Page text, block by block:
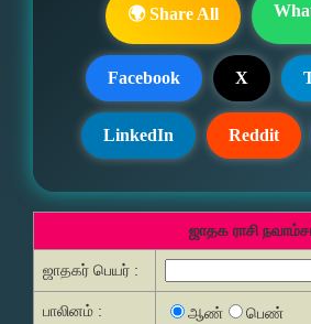
🌍 Share All
Facebook X
LinkedIn Reddit
ஜாதக ராசி
ஜாதகர் பெயர் :
பாலினம் : ஆண் பெண்